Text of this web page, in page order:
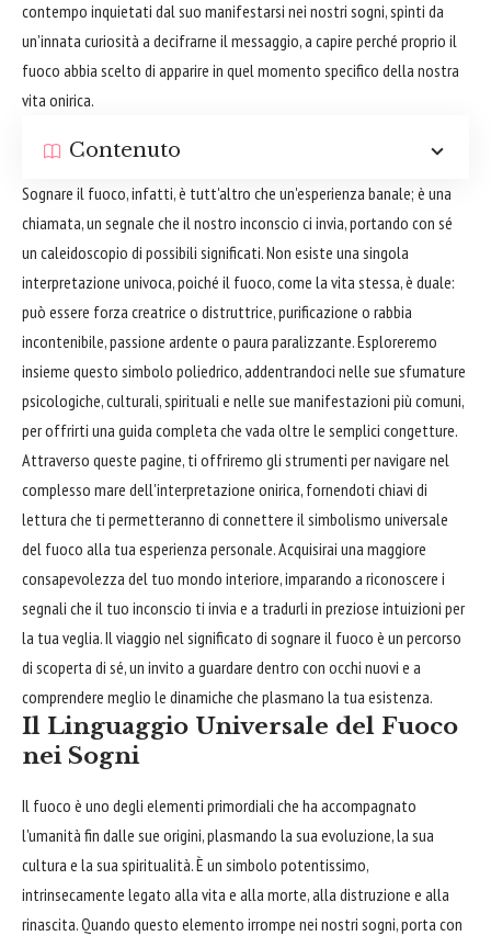
contempo inquietati dal suo manifestarsi nei nostri sogni, spinti da
un'innata curiosità a decifrarne il messaggio, a capire perché proprio il
fuoco abbia scelto di apparire in quel momento specifico della nostra
vita onirica.
Contenuto
Sognare il fuoco, infatti, è tutt'altro che un'esperienza banale; è una
chiamata, un segnale che il nostro inconscio ci invia, portando con sé
un caleidoscopio di possibili significati. Non esiste una singola
interpretazione univoca, poiché il fuoco, come la vita stessa, è duale:
può essere forza creatrice o distruttrice, purificazione o rabbia
incontenibile, passione ardente o paura paralizzante. Esploreremo
insieme questo simbolo poliedrico, addentrandoci nelle sue sfumature
psicologiche, culturali, spirituali e nelle sue manifestazioni più comuni,
per offrirti una guida completa che vada oltre le semplici congetture.
Attraverso queste pagine, ti offriremo gli strumenti per navigare nel
complesso mare dell'interpretazione onirica, fornendoti chiavi di
lettura che ti permetteranno di connettere il simbolismo universale
del fuoco alla tua esperienza personale. Acquisirai una maggiore
consapevolezza del tuo mondo interiore, imparando a riconoscere i
segnali che il tuo inconscio ti invia e a tradurli in preziose intuizioni per
la tua veglia. Il viaggio nel significato di sognare il fuoco è un percorso
di scoperta di sé, un invito a guardare dentro con occhi nuovi e a
comprendere meglio le dinamiche che plasmano la tua esistenza.
Il Linguaggio Universale del Fuoco
nei Sogni
Il fuoco è uno degli elementi primordiali che ha accompagnato
l'umanità fin dalle sue origini, plasmando la sua evoluzione, la sua
cultura e la sua spiritualità. È un simbolo potentissimo,
intrinsecamente legato alla vita e alla morte, alla distruzione e alla
rinascita. Quando questo elemento irrompe nei nostri sogni, porta con